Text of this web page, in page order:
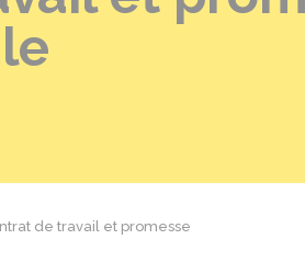
de travail et promesse